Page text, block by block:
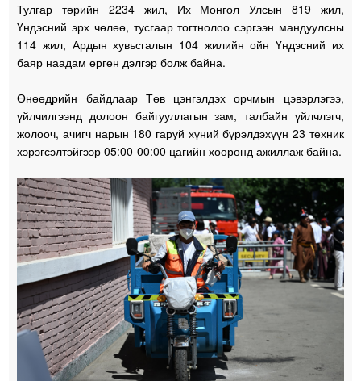
Тулгар төрийн 2234 жил, Их Монгол Улсын 819 жил,
Үндэсний эрх чөлөө, тусгаар тогтнолоо сэргээн мандуулсны
114 жил, Ардын хувьсгалын 104 жилийн ойн Үндэсний их
баяр наадам өргөн дэлгэр болж байна.
Өнөөдрийн байдлаар Төв цэнгэлдэх орчмын цэвэрлэгээ,
үйлчилгээнд долоон байгууллагын зам, талбайн үйлчлэгч,
жолооч, ачигч нарын 180 гаруй хүний бүрэлдэхүүн 23 техник
хэрэгсэлтэйгээр 05:00-00:00 цагийн хооронд ажиллаж байна.